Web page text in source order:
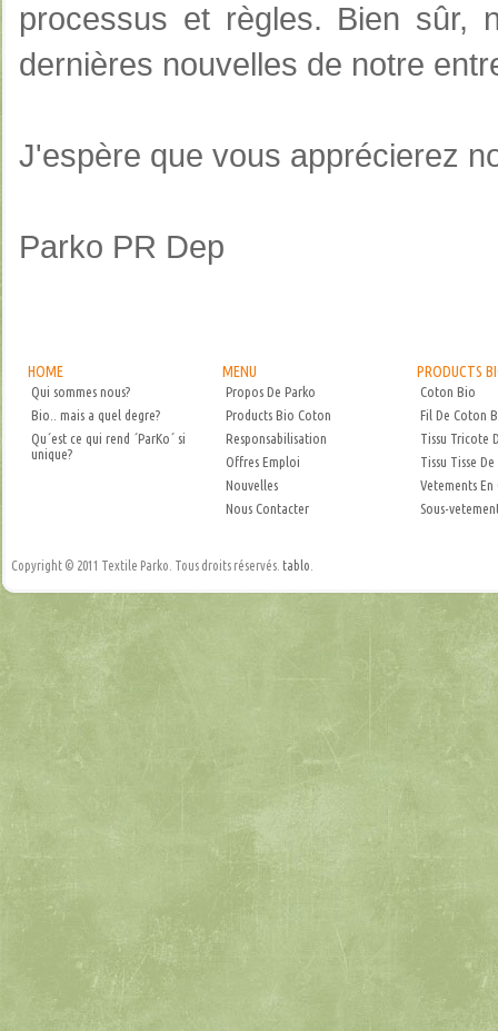
processus et règles. Bien sûr,
dernières nouvelles de notre
J'espère que vous apprécierez
Parko PR Dep
HOME
Qui sommes nous?
Bio.. mais a quel degre?
Qu´est ce qui rend ´ParKo´ si
unique?
MENU
Propos De Parko
Products Bio Coton
Responsabilisation
Offres Emploi
Nouvelles
Nous Contacter
PRODUCTS
Coton Bio
Fil De Coton
Tissu Tricote
Tissu Tisse
Vetements
Sous-
Copyright © 2011 Textile Parko. Tous droits réservés. tablo